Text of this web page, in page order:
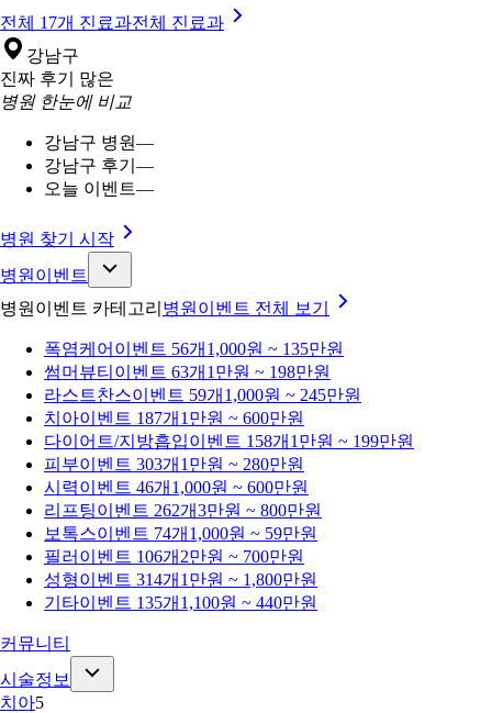
전체 17개 진료과전체 진료과
강남구
진짜 후기 많은
병원 한눈에 비교
강남구 병원—
강남구 후기 —
오늘 이벤트—
병원 찾기 시작
병원이벤트
병원이벤트 카테고리 병원이벤트 전체 보기
폭염케어 이벤트 56개 1,000원 ~ 135만원
썸머뷰티 이벤트 63개 1만원 ~ 198만원
라스트찬스이벤트 59개 1,000원 ~ 245만원
치아이벤트 187개 1만원 ~ 600만원
다이어트/지방흡입이벤트 158개 1만원 ~ 199만원
피부이벤트 303개 1만원 ~ 280만원
시력이벤트 46개 1,000원 ~ 600만원
리프팅이벤트 262개3만원 ~ 800만원
보톡스이벤트 74개 1,000원 ~ 59만원
필러 이벤트 106개 2만원 ~ 700만원
성형이벤트 314개 1만원 ~ 1,800만원
기타이벤트 135개 1,100원 ~ 440만원
커뮤니티
시술정보
치아5